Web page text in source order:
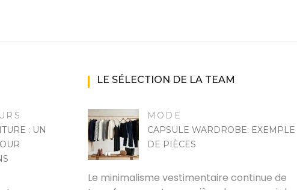
: UN
LE SÉLECTION DE LA TEAM
MODE
CAPSULE WARDROBE: EXEMPLE
DE PIÈCES
Le minimalisme vestimentaire continue de